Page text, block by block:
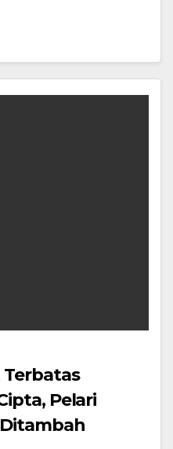
Terbatas
Pelari